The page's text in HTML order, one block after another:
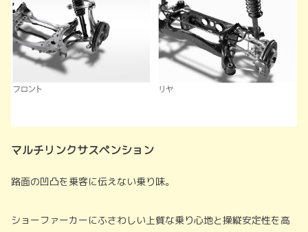
マルチリンクサスペンション
路面の凹凸を乗客に伝えない乗り味。
ショーファーカーにふさわしい上質な乗り心地と操縦安定性を高